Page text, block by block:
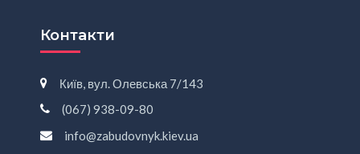
Контакти
Київ, вул. Олевська 7/143
(067) 938-09-80
info@zabudovnyk.kiev.ua